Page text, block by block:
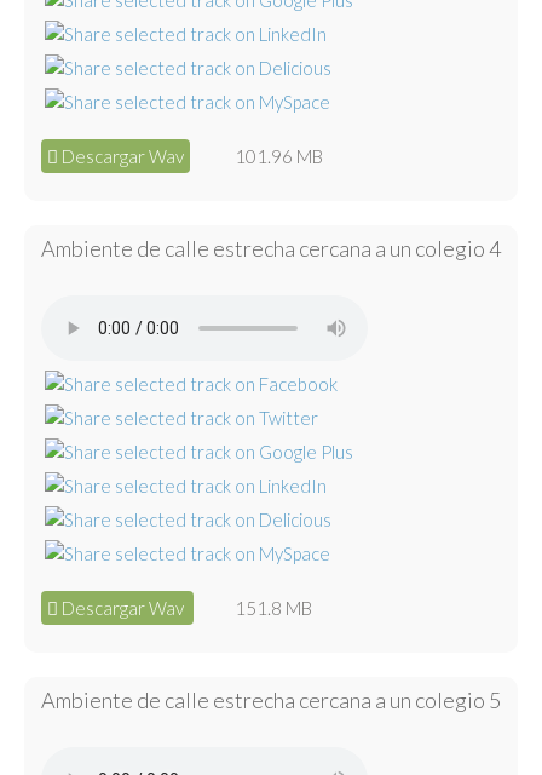
Descargar Wav 101.96 MB
Ambiente de calle estrecha cercana a un colegio 4
Descargar Wav 151.8 MB
Ambiente de calle estrecha cercana a un colegio 5